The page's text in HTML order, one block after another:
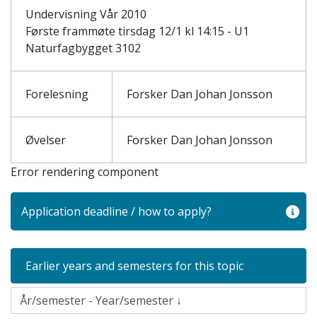
Undervisning Vår 2010
Første frammøte tirsdag 12/1 kl 14:15 - U1
Naturfagbygget 3102
Forelesning Forsker Dan Johan Jonsson
Øvelser Forsker Dan Johan Jonsson
Error rendering component
Application deadline / how to apply?
Earlier years and semesters for this topic